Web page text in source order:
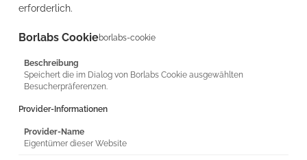
erforderlich.
Borlabs Cookieborlabs-cookie
Beschreibung
Speichert die im Dialog von Borlabs Cookie ausgewählten
Besucherpräferenzen.
Provider-Informationen
Provider-Name
Eigentümer dieser Website